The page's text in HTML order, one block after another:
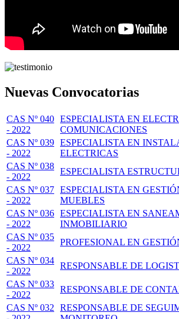
Nuevas Convocatorias
CAS Nº 040
- 2022
ESPECIALISTA EN
COMUNICACIONES
CAS Nº 039
- 2022
ESPECIALISTA EN
ELECTRICAS
CAS Nº 038
- 2022
ESPECIALISTA
CAS Nº 037
- 2022
ESPECIALISTA EN
MUEBLES
CAS Nº 036
- 2022
ESPECIALISTA EN
INMOBILIARIO
CAS Nº 035
- 2022
PROFESIONAL EN
CAS Nº 034
- 2022
RESPONSABLE DE
CAS Nº 033
- 2022
RESPONSABLE DE
CAS Nº 032
RESPONSABLE DE